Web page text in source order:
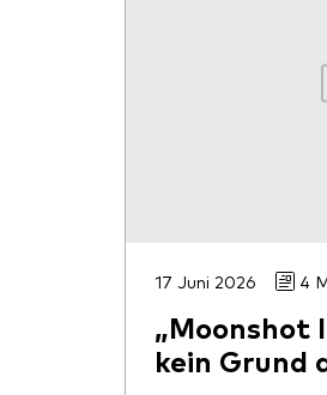
17 Juni 2026 4
„Moonshot
kein Grund